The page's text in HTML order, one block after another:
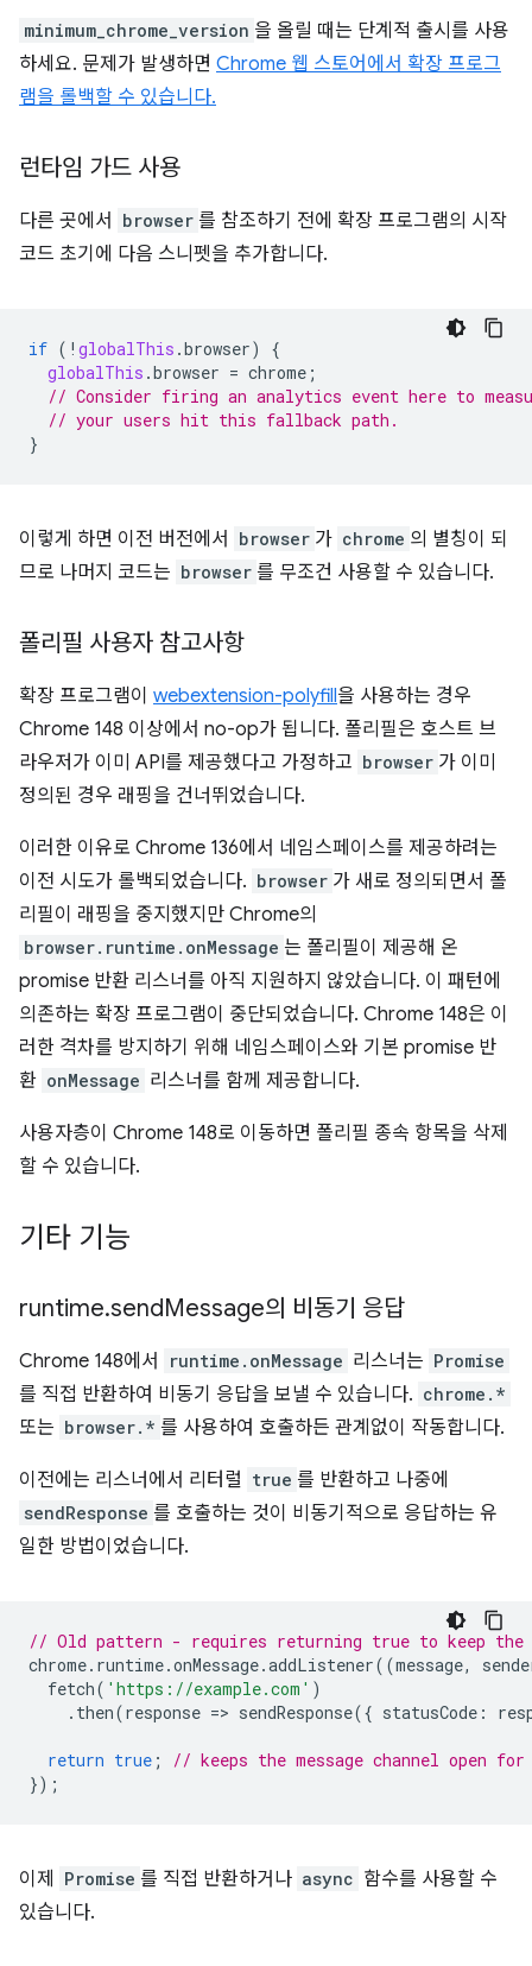
minimum_chrome_version 을 올릴 때는 단계적 출시를 사용
하세요. 문제가 발생하면 Chrome 웹 스토어에서 확장 프로그
램을 롤백할 수 있습니다.
런타임 가드 사용
다른 곳에서 browser 를 참조하기 전에 확장 프로그램의 시작
코드 초기에 다음 스니펫을 추가합니다.
if ( ! globalThis .browser)
{
globalThis .browser = chrome ;
// Consider firing an analytics event here to
// your users hit this fallback path.
}
이렇게 하면 이전 버전에서 browser 가 chrome 의 별칭이 되
므로 나머지 코드는 browser 를 무조건 사용할 수 있습니다.
폴리필 사용자 참고사항
확장 프로그램이 webextension-polyfill을 사용하는 경우
Chrome 148 이상에서 no-op가 됩니다. 폴리필은 호스트 브
라우저가 이미 API를 제공했다고 가정하고 browser 가 이미
정의된 경우 래핑을 건너뛰었습니다.
이러한 이유로 Chrome 136에서 네임스페이스를 제공하려는
이전 시도가 롤백되었습니다. browser 가 새로 정의되면서 폴
리필이 래핑을 중지했지만 Chrome의
browser.runtime.onMessage 는 폴리필이 제공해 온
promise 반환 리스너를 아직 지원하지 않았습니다. 이 패턴에
의존하는 확장 프로그램이 중단되었습니다. Chrome 148은 이
러한 격차를 방지하기 위해 네임스페이스와 기본 promise 반
환 onMessage 리스너를 함께 제공합니다.
사용자층이 Chrome 148로 이동하면 폴리필 종속 항목을 삭제
할 수 있습니다.
기타 기능
runtime.sendMessage의 비동기 응답
Chrome 148에서 runtime.onMessage 리스너는 Promise
를 직접 반환하여 비동기 응답을 보낼 수 있습니다. chrome.*
또는 browser.* 를 사용하여 호출하든 관계없이 작동합니다.
이전에는 리스너에서 리터럴 true 를 반환하고 나중에
sendResponse 를 호출하는 것이 비동기적으로 응답하는 유
일한 방법이었습니다.
// Old pattern - requires returning true to keep the
chrome. runtime.onMessage.addListener((message,
fetch( 'https://example.com' )
. then(response => sendResponse({ statusCode :
return true ;
// keeps the message channel open for
});
이제 Promise 를 직접 반환하거나 async 함수를 사용할 수
있습니다.